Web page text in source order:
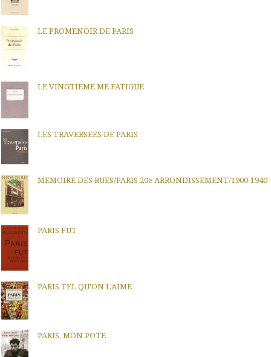
LE PROMENOIR DE PARIS
LE VINGTIEME ME FATIGUE
LES TRAVERSEES DE PARIS
MEMOIRE DES RUES/PARIS 20e ARRONDISSEMENT/1900-1940
PARIS FUT
PARIS TEL QU'ON L'AIME
PARIS, MON POTE